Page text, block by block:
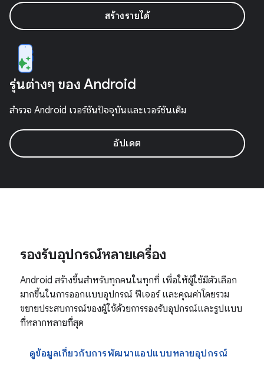
สร้างรายได้
รุ่นต่างๆ ของ Android
สำรวจ Android เวอร์ชันปัจจุบันและเวอร์ชันเดิม
อัปเดต
รองรับอุปกรณ์หลายเครื่อง
Android สร้างขึ้นสำหรับทุกคนในทุกที่ เพื่อให้ผู้ใช้มีตัวเลือก
มากขึ้นในการออกแบบอุปกรณ์ ฟีเจอร์ และคุณค่าโดยรวม
ขยายประสบการณ์ของผู้ใช้ด้วยการรองรับอุปกรณ์และรูปแบบ
ที่หลากหลายที่สุด
ดูข้อมูลเกี่ยวกับการพัฒนาแอปแบบหลายอุปกรณ์